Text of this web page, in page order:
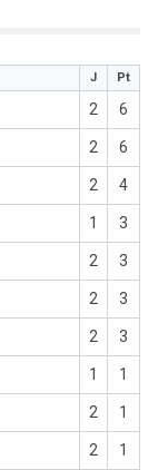
J Pt
2 6
2 6
2 4
1 3
2 3
2 3
2 3
1 1
2 1
2 1